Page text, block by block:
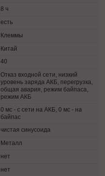
8 ч
есть
Клеммы
Китай
40
Отказ входной сети, низкий
уровень заряда АКБ, перегрузка,
общая авария, режим байпаса,
режим АКБ
0 мс - с сети на АКБ, 0 мс - на
байпас
чистая синусоида
Металл
нет
нет